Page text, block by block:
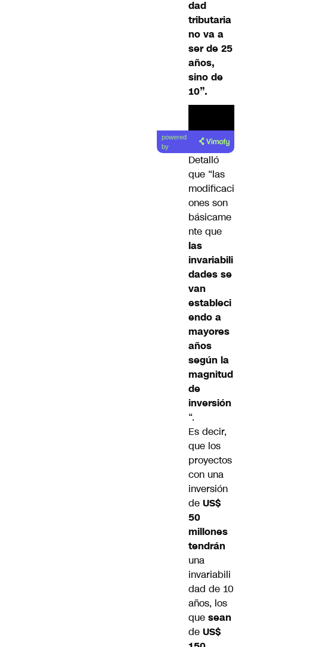
dad
tributaria
no va a
ser de 25
años,
sino de
10”.
Lea el
artículo
powered
by
Detalló
que “las
modificaci
ones son
básicame
nte que
las
invariabili
dades se
van
estableci
endo a
mayores
años
según la
magnitud
de
inversión
“.
Es decir,
que los
proyectos
con una
inversión
de US$
50
millones
tendrán
una
invariabili
dad de 10
años, los
que sean
de US$